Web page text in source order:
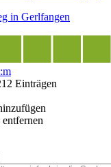
in Gerlfangen
Einträgen